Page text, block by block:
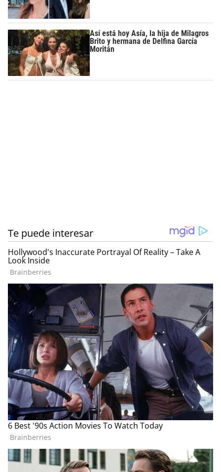
Así está hoy Asía, la hija de Milagros
Brito y hermana de Delfina García
Moritán